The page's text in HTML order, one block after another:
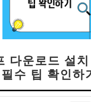
다운로드 설
필수 팁 확인하